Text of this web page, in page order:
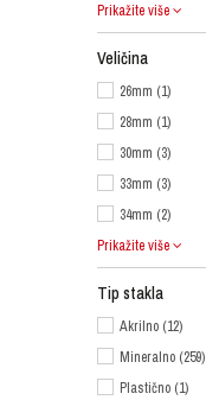
Prikažite više
Veličina
26mm (1)
28mm (1)
30mm (3)
33mm (3)
34mm (2)
Prikažite više
Tip stakla
Akrilno (12)
Mineralno (259)
Plastično (1)